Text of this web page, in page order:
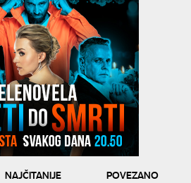
NAJČITANIJE
POVEZANO